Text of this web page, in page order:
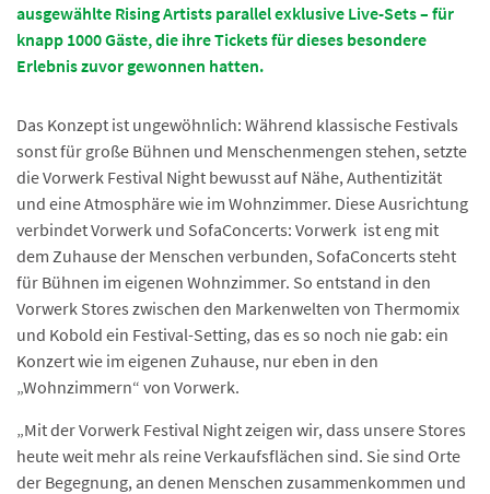
ausgewählte Rising Artists parallel exklusive Live-Sets – für
knapp 1000 Gäste, die ihre Tickets für dieses besondere
Erlebnis zuvor gewonnen hatten.
Das Konzept ist ungewöhnlich: Während klassische Festivals
sonst für große Bühnen und Menschenmengen stehen, setzte
die Vorwerk Festival Night bewusst auf Nähe, Authentizität
und eine Atmosphäre wie im Wohnzimmer. Diese Ausrichtung
verbindet Vorwerk und SofaConcerts: Vorwerk ist eng mit
dem Zuhause der Menschen verbunden, SofaConcerts steht
für Bühnen im eigenen Wohnzimmer. So entstand in den
Vorwerk Stores zwischen den Markenwelten von Thermomix
und Kobold ein Festival-Setting, das es so noch nie gab: ein
Konzert wie im eigenen Zuhause, nur eben in den
„Wohnzimmern“ von Vorwerk.
„Mit der Vorwerk Festival Night zeigen wir, dass unsere Stores
heute weit mehr als reine Verkaufsflächen sind. Sie sind Orte
der Begegnung, an denen Menschen zusammenkommen und